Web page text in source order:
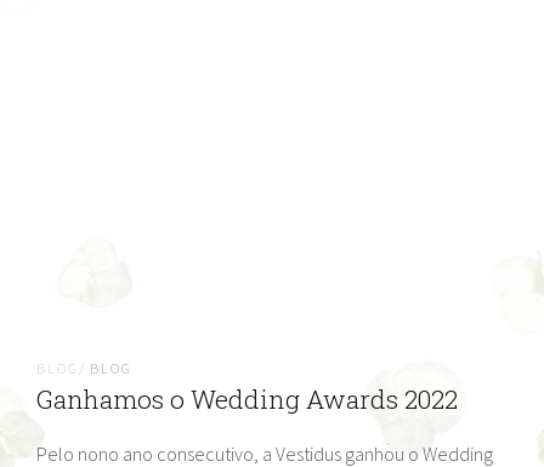
BLOG/ BLOG
Ganhamos o Wedding Awards 2022
Pelo nono ano consecutivo, a Vestidus ganhou o Wedding